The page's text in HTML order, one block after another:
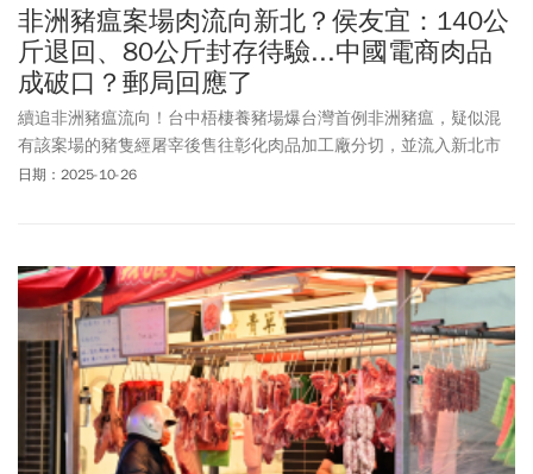
非洲豬瘟案場肉流向新北？侯友宜：140公
斤退回、80公斤封存待驗...中國電商肉品
成破口？郵局回應了
續追非洲豬瘟流向！台中梧棲養豬場爆台灣首例非洲豬瘟，疑似混
有該案場的豬隻經屠宰後售往彰化肉品加工廠分切，並流入新北市
下游共688公斤，其中468公斤已賣出。新北市長侯友宜週日視訊出
示近3個月以來，中國跨境電商包裹數量暴增，其中不乏含有豬肉製
品的食品，引發各界對非洲豬瘟防疫網可能出現破口的擔憂。對
此，中華郵政回應，包裹先經海關X光檢查，有可疑動植物包裹，會
立即通知農業部防檢署檢驗。
日期：2025-10-26